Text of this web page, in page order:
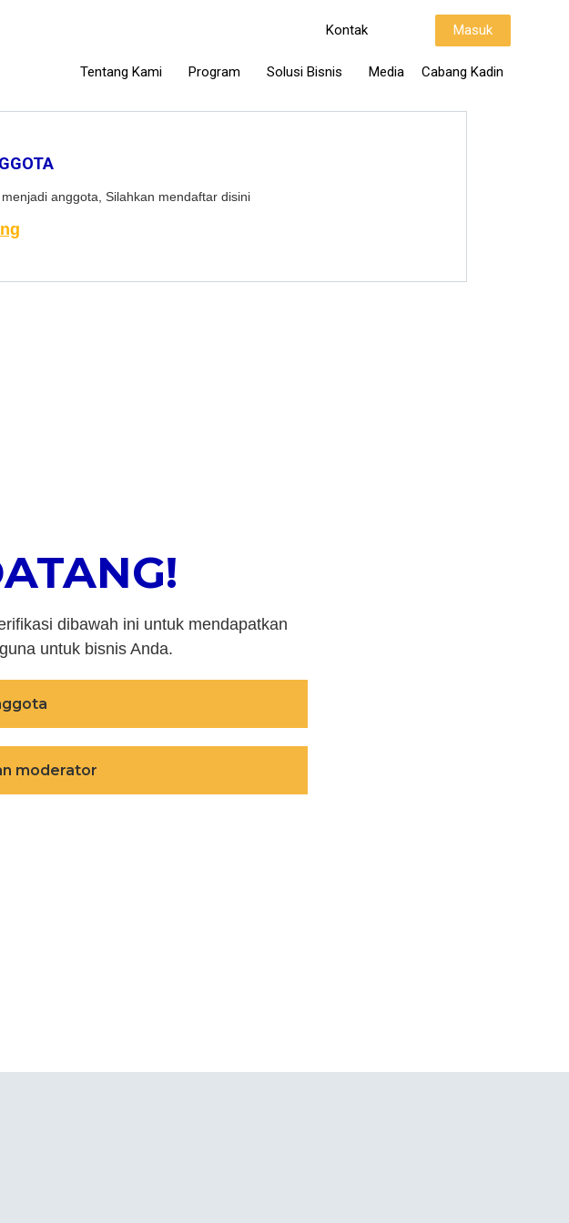
Kontak Masuk
Tentang Kami Program Solusi Bisnis Media Cabang Kadin
anggota, Silahkan mendaftar disini
dibawah ini untuk mendapatkan
untuk bisnis Anda.
moderator